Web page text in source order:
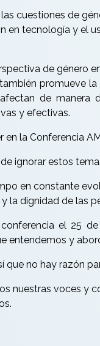
cuestiones de
en tecnología y el
de género
promueve
de manera
y efectivas.
en la Conferencia
ignorar estos
en constante
la dignidad de las
el 25
entendemos y
que no hay razón
nuestras voces y